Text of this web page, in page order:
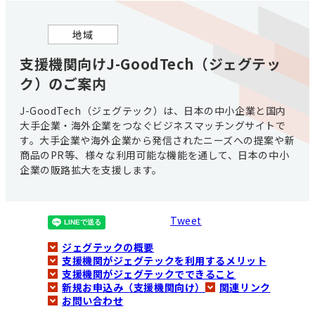
地域
支援機関向けJ-GoodTech（ジェグテッ
ク）のご案内
J-GoodTech（ジェグテック）は、日本の中小企業と国内
大手企業・海外企業をつなぐビジネスマッチングサイトで
す。大手企業や海外企業から発信されたニーズへの提案や新
商品のPR等、様々な利用可能な機能を通して、日本の中小
企業の販路拡大を支援します。
Tweet
ジェグテックの概要
支援機関がジェグテックを利用するメリット
支援機関がジェグテックでできること
新規お申込み（支援機関向け）
関連リンク
お問い合わせ